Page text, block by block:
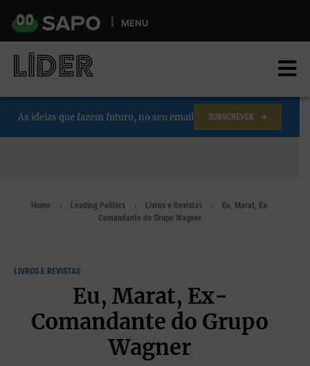
content
MENU
As ideias que fazem futuro, no seu email SUBSCREVER
Home Leading Politics Livros e Revistas
Eu, Marat, Ex-
Comandante do Grupo Wagner
LIVROS E REVISTAS
Eu, Marat, Ex-
Comandante do Grupo
Wagner